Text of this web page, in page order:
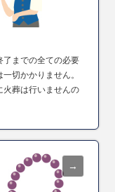
了までの全ての必要
切かかりません。
火葬は行いませんの